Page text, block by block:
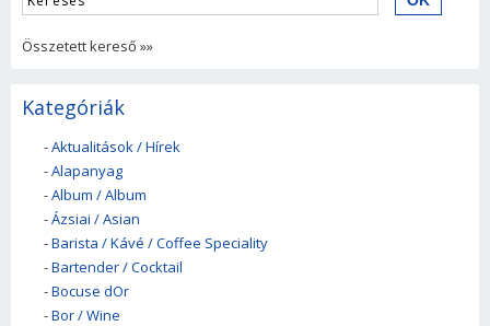
Összetett kereső »»
Kategóriák
-Aktualitások / Hírek
-Alapanyag
-Album / Album
-Ázsiai / Asian
-Barista / Kávé / Coffee Speciality
-Bartender / Cocktail
-Bocuse dOr
-Bor / Wine